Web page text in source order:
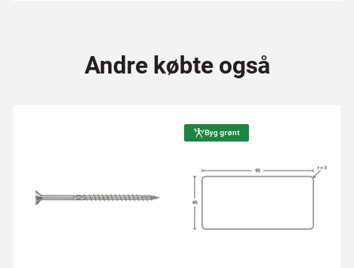
Andre købte også
Byg grønt